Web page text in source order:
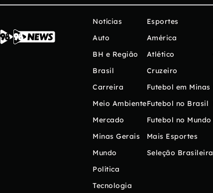
Notícias
Auto
BH e Região
Brasil
Carreira
Meio Ambiente
Mercado
Minas Gerais
Mundo
Política
Tecnologia
Esportes
América
Atlético
Cruzeiro
Futebol em Minas
Futebol no Brasil
Futebol no Mundo
Mais Esportes
Seleção Brasileira